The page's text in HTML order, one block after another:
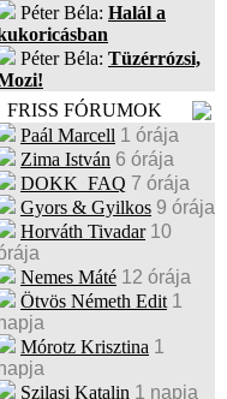
Péter Béla: Halál a
Péter Béla: Tüzérrózsi,
FRISS FÓRUMOK
Paál Marcell 1 órája
Zima István 6 órája
DOKK_FAQ 7 órája
Gyors & Gyilkos 9 órája
Horváth Tivadar 10
Nemes Máté 12 órája
Ötvös Németh Edit 1
Mórotz Krisztina 1
Szilasi Katalin 1 napja